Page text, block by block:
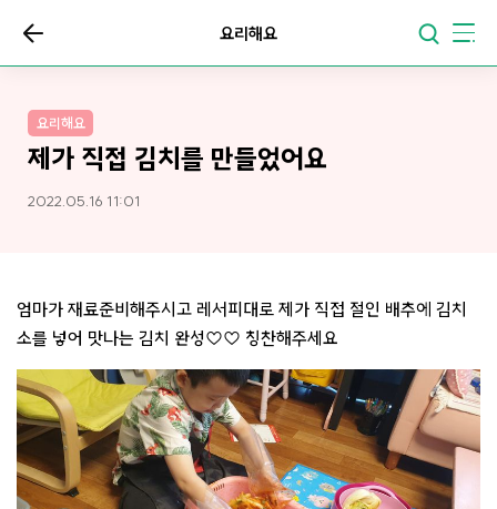
요리해요
요리해요
제가 직접 김치를 만들었어요
2022.05.16 11:01
엄마가 재료준비해주시고 레서피대로 제가 직접 절인 배추에 김치
소를 넣어 맛나는 김치 완성♡♡ 칭찬해주세요